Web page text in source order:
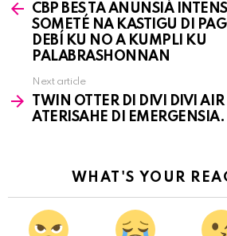
moreCBP BES TA ANUNSIÁ
SOMETÉ NA KASTIGU DI
DEBÍ KU NO A KUMPLI KU
PALABRASHONNAN
Next article
TWIN OTTER DI DIVI DIVI AIR
ATERISAHE DI EMERGENSIA.
WHAT'S YOUR